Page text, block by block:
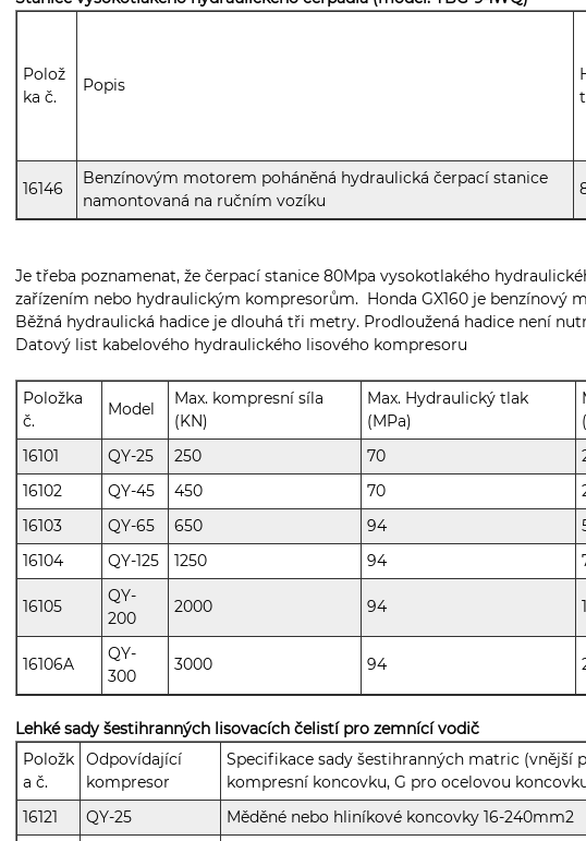
Polož
ka č.
Popis
16146
Benzínovým motorem poháněná hydraulická čerpací stanice
namontovaná na ručním vozíku
Je třeba poznamenat, že čerpací stanice 80Mpa vysokotlakého
zařízením nebo hydraulickým kompresorům. Honda GX160 je benzínový
Běžná hydraulická hadice je dlouhá tři metry. Prodloužená hadice není
Datový list kabelového hydraulického lisového kompresoru
Položka
č.
Model
Max. kompresní síla
(KN)
Max. Hydraulický tlak
(MPa)
16101
QY-25 250 70
16102
QY-45 450 70
16103
QY-65 650 94
16104
QY-125 1250 94
16105
QY-
200
2000 94
16106A
QY-
300
3000 94
Lehké sady šestihranných lisovacích čelistí pro zemnící vodič
Položk
a č.
Odpovídající
kompresor
Specifikace sady šestihranných matric
kompresní koncovku, G pro ocelovou
16121
QY-25
Měděné nebo hliníkové koncovky 16-240mm2